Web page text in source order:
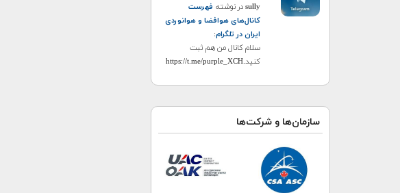
sullyدر نوشته فهرست
کانال‌های هوافضا و هوانوردی
ایران در تلگرام:
سلام کانال من هم ثبت
کنید.https://t.me/purple_XCH
سازمان‌ها و شرکت‌ها